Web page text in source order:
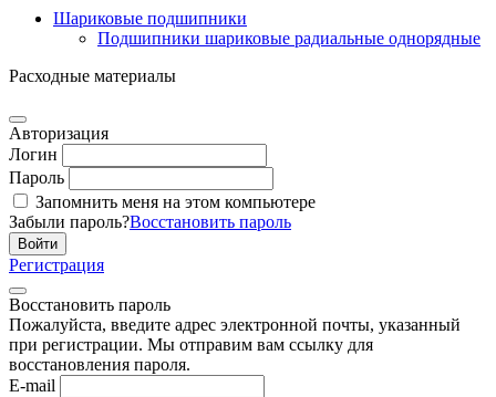
Шариковые подшипники
Подшипники шариковые радиальные однорядные
Расходные материалы
Авторизация
Логин
Пароль
Запомнить меня на этом компьютере
Забыли пароль?Восстановить пароль
Регистрация
Восстановить пароль
Пожалуйста, введите адрес электронной почты, указанный
при регистрации. Мы отправим вам ссылку для
восстановления пароля.
E-mail